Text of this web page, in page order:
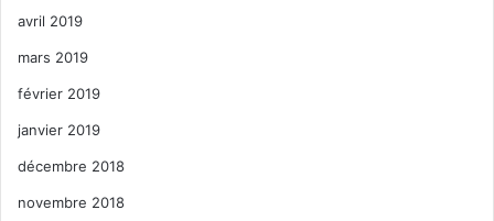
avril 2019
mars 2019
février 2019
janvier 2019
décembre 2018
novembre 2018